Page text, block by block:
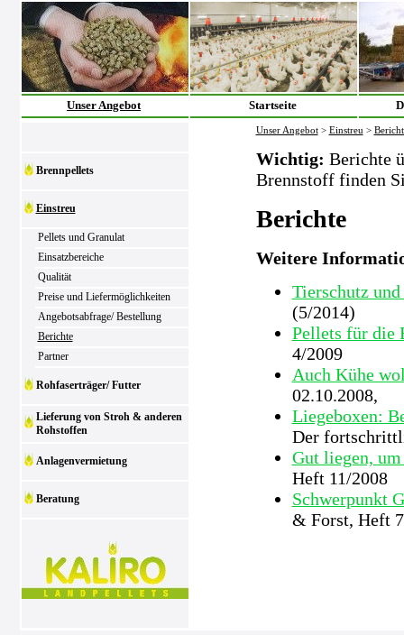
Unser Angebot Startseite
Brennpellets
Einstreu
Pellets und Granulat
Einsatzbereiche
Qualität
Preise und Liefermöglichkeiten
Angebotsabfrage/ Bestellung
Berichte
Partner
Rohfaserträger/ Futter
Lieferung von Stroh & anderen
Rohstoffen
Anlagenvermietung
Beratung
Unser Angebot > Einstreu >
Wichtig: Berichte
Brennstoff finden
Berichte
Weitere
Tierschutz
(5/2014)
Pellets für die
4/2009
Auch Kühe
02.10.2008,
Liegeboxen:
Der
Gut liegen,
Heft 11/2008
Schwerpunkt
& Forst, Heft